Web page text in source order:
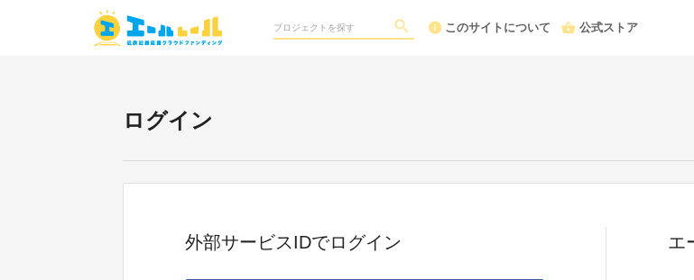
このサイトについて 公式ストア
ログイン
外部サービスIDでログイン エ